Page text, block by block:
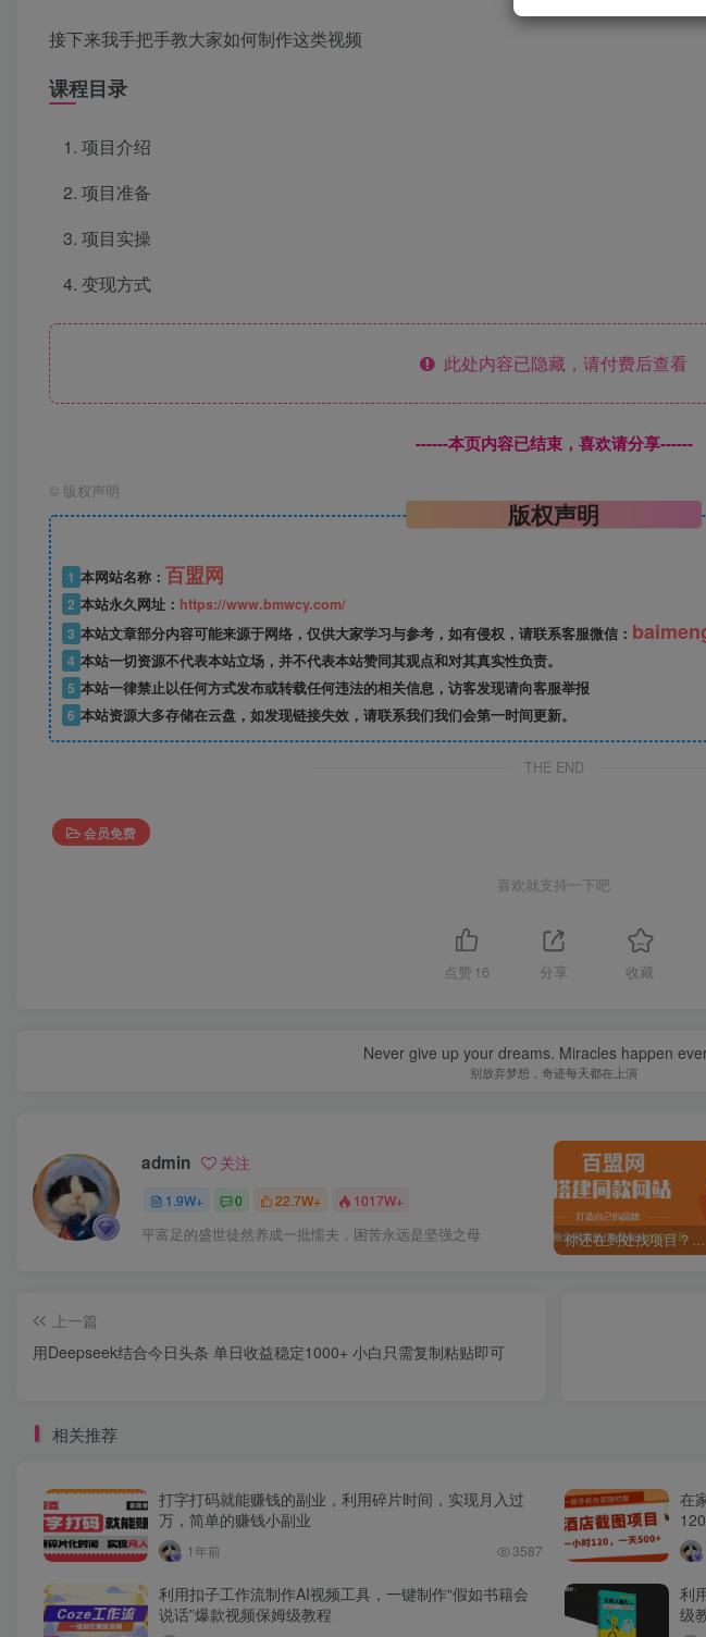
接下来我手把手教大家如何制作这类视频
课程目录
项目介绍
项目准备
项目实操
变现方式
此处内容已隐藏，请付费后查看
------本页内容已结束，喜欢请分享------
© 版权声明
版权声明
1 本网站名称： 百盟网
2 本站永久网址： https://www.bmwcy.com/
3 本站文章部分内容可能来源于网络，仅供大家学习与参考，如有侵权，请联系客服微信：
4 本站一切资源不代表本站立场，并不代表本站赞同其观点和对其真实性负责。
5 本站一律禁止以任何方式发布或转载任何违法的相关信息，访客发现请向客服举报
6 本站资源大多存储在云盘，如发现链接失效，请联系我们我们会第一时间更新。
THE END
会员免费
喜欢就支持一下吧
点赞 16 分享 收藏
Never give up your dreams. Miracles happen
别放弃梦想，奇迹每天都在上演
admin 关注
1.9W+ 0 22.7W+ 1017W+
平富足的盛世徒然养成一批懦夫，困苦永远是坚强之母 你还在到处找项目？还在当韭菜？我靠卖项目一个月收入5万+，曾经我也是个失败者。
上一篇
用Deepseek结合今日头条 单日收益稳定1000+ 小白只需复制粘贴即可
相关推荐
打字打码就能赚钱的副业，利用碎片时间，实现月入过
万，简单的赚钱小副业
1年前 3587
在
利用扣子工作流制作AI视频工具，一键制作“假如书籍会
说话”爆款视频保姆级教程
利
级